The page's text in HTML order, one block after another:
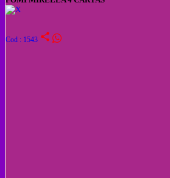
Cod : 1543 share